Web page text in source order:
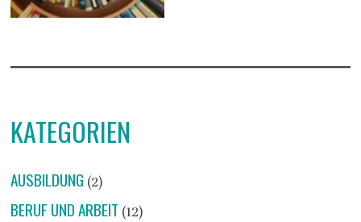
KATEGORIEN
AUSBILDUNG (2)
BERUF UND ARBEIT (12)